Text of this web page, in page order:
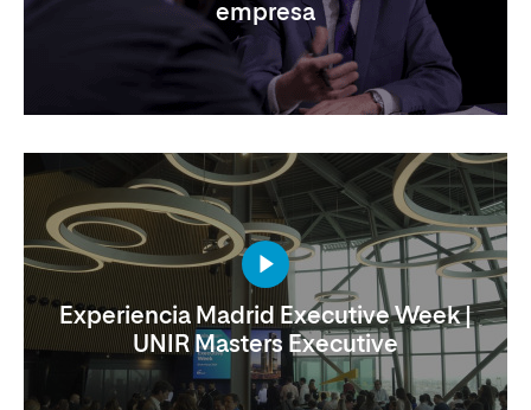
empresa
Experiencia Madrid Executive Week |
UNIR Masters Executive